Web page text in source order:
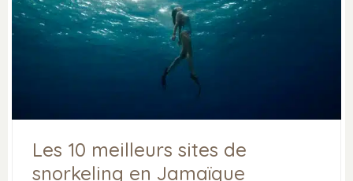
Les 10 meilleurs sites de
snorkeling en Jamaïque